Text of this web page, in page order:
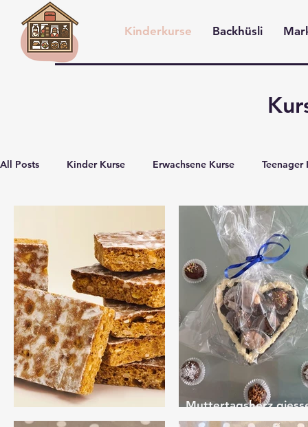
Anmelden
Kinderkurse Backhüsli
All Posts Kinder Kurse Erwachsene Kurse Teenager
Läckerli selber machen
Muttertagsherz
und Pralinen